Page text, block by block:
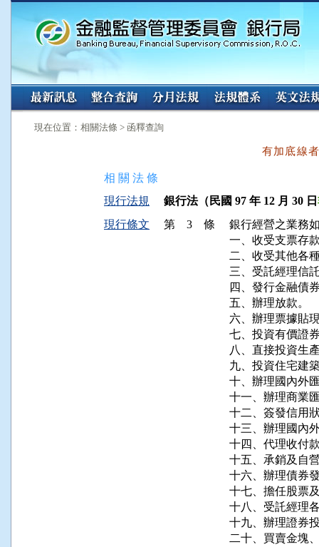
:::
現在位置：相關法條 > 函釋查詢
有加底線
相 關 法 條
現行法規
銀行法（民國 97 年 12 月 30 日
現行條文
第 3 條
銀行經營之業務
一、收受支票存
二、收受其他各
三、受託經理信
四、發行金融債
五、辦理放款。
六、辦理票據貼
七、投資有價證
八、直接投資生
九、投資住宅建
十、辦理國內外
十一、辦理商業
十二、簽發信用
十三、辦理國內
十四、代理收付
十五、承銷及自
十六、辦理債券
十七、擔任股票
十八、受託經理
十九、辦理證券
二十、買賣金塊